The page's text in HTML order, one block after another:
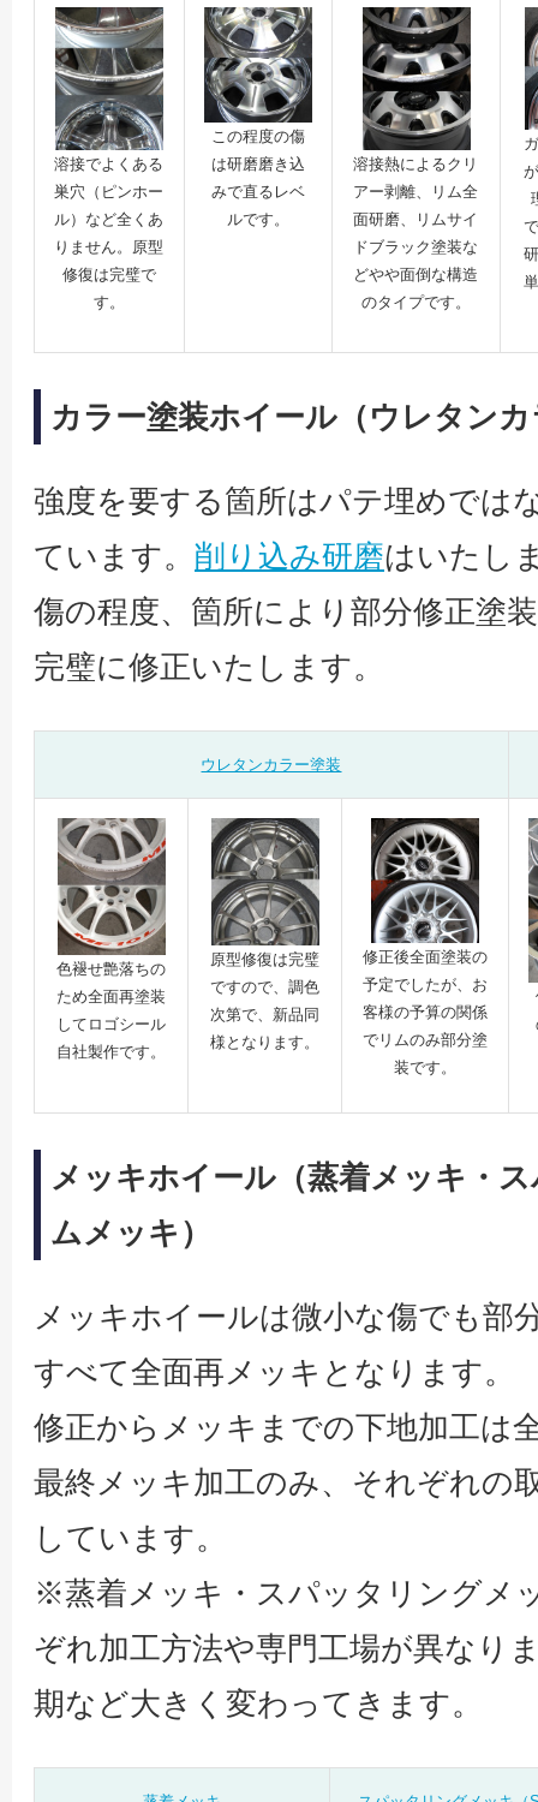
溶接でよくある
巣穴（ピンホー
ル）など全くあ
りません。原型
修復は完璧で
す。
この程度の傷
は研磨磨き込
みで直るレベ
ルです。
溶接熱によるクリ
アー剥離、リム全
面研磨、リムサイ
ドブラック塗装な
どやや面倒な構造
のタイプです。
カラー塗装ホイール（ウレタン
強度を要する箇所はパテ埋めでは
ています。 削り込み研磨はいたし
傷の程度、箇所により部分修正塗
完璧に修正いたします。
ウレタンカラー塗装
色褪せ艶落ちの
ため全面再塗装
してロゴシール
自社製作です。
原型修復は完璧
ですので、調色
次第で、新品同
様となります。
修正後全面塗装の
予定でしたが、お
客様の予算の関係
でリムのみ部分塗
装です。
メッキホイール（蒸着メッキ・
ムメッキ）
メッキホイールは微小な傷でも部
すべて全面再メッキとなります。
修正からメッキまでの下地加工は
最終メッキ加工のみ、それぞれの
しています。
※蒸着メッキ・スパッタリングメ
ぞれ加工方法や専門工場が異なり
期など大きく変わってきます。